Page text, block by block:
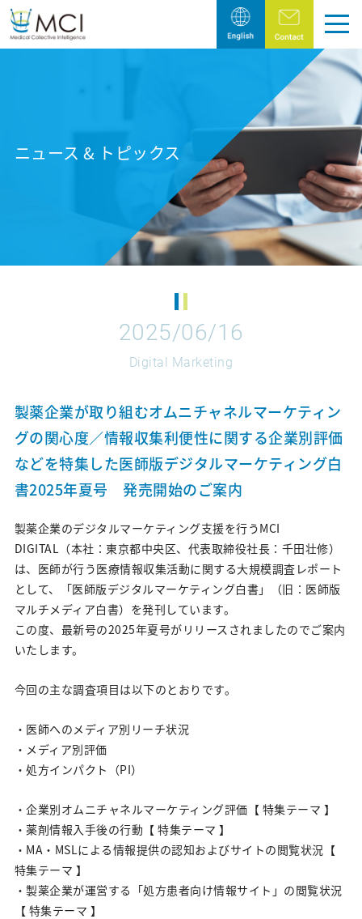
ニュース & トピックス
2025/06/16
Digital Marketing
製薬企業が取り組むオムニチャネルマーケティン
グの関心度／情報収集利便性に関する企業別評価
などを特集した医師版デジタルマーケティング白
書2025年夏号 発売開始のご案内
製薬企業のデジタルマーケティング支援を行うMCI
DIGITAL（本社：東京都中央区、代表取締役社長：千田壮修）
は、医師が行う医療情報収集活動に関する大規模調査レポート
として、「医師版デジタルマーケティング白書」（旧：医師版
マルチメディア白書）を発刊しています。
この度、最新号の2025年夏号がリリースされましたのでご案内
いたします。
今回の主な調査項目は以下のとおりです。
・医師へのメディア別リーチ状況
・メディア別評価
・処方インパクト（PI）
・企業別オムニチャネルマーケティング評価【 特集テーマ 】
・薬剤情報入手後の行動【 特集テーマ 】
・MA・MSLによる情報提供の認知およびサイトの閲覧状況【
特集テーマ 】
・製薬企業が運営する「処方患者向け情報サイト」の閲覧状況
【 特集テーマ 】
製薬・医療機器業界の皆様へ
グローバルネットワーク
オフィス・設備
Services
私たちのサービスの特徴について
Marketing Research
マーケティングリサーチ｜サービス紹介
マーケティングリサーチ｜実績紹介
Digital Marketing
デジタルマーケティング｜サービス紹介
医師版デジタルマーケティング白書
Veeva CRM用コンテンツ制作・運用支援
MRmail®
Careers